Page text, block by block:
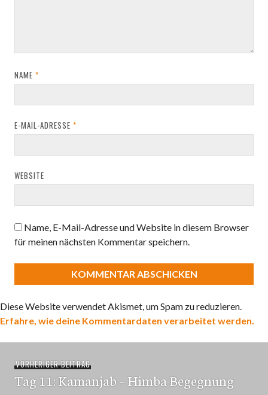
NAME *
E-MAIL-ADRESSE *
WEBSITE
Name, E-Mail-Adresse und Website in diesem Browser
für meinen nächsten Kommentar speichern.
Diese Website verwendet Akismet, um Spam zu reduzieren.
Erfahre, wie deine Kommentardaten verarbeitet werden.
VORHERIGER BEITRAGVorheriger
Beitrag:
Tag 11: Kamanjab – Himba Begegnung